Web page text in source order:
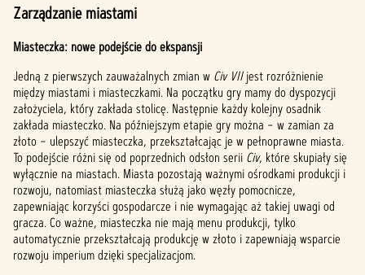
Zarządzanie miastami
Miasteczka: nowe podejście do ekspansji
Jedną z pierwszych zauważalnych zmian w Civ VIIjest rozróżnienie
między miastami i miasteczkami. Na początku gry mamy do dyspozycji
założyciela, który zakłada stolicę. Następnie każdy kolejny osadnik
zakłada miasteczko. Na późniejszym etapie gry można – w zamian za
złoto – ulepszyć miasteczka, przekształcając je w pełnoprawne miasta.
To podejście różni się od poprzednich odsłon serii Civ, które skupiały się
wyłącznie na miastach. Miasta pozostają ważnymi ośrodkami produkcji i
rozwoju, natomiast miasteczka służą jako węzły pomocnicze,
zapewniając korzyści gospodarcze i nie wymagając aż takiej uwagi od
gracza. Co ważne, miasteczka nie mają menu produkcji, tylko
automatycznie przekształcają produkcję w złoto i zapewniają wsparcie
rozwoju imperium dzięki specjalizacjom.